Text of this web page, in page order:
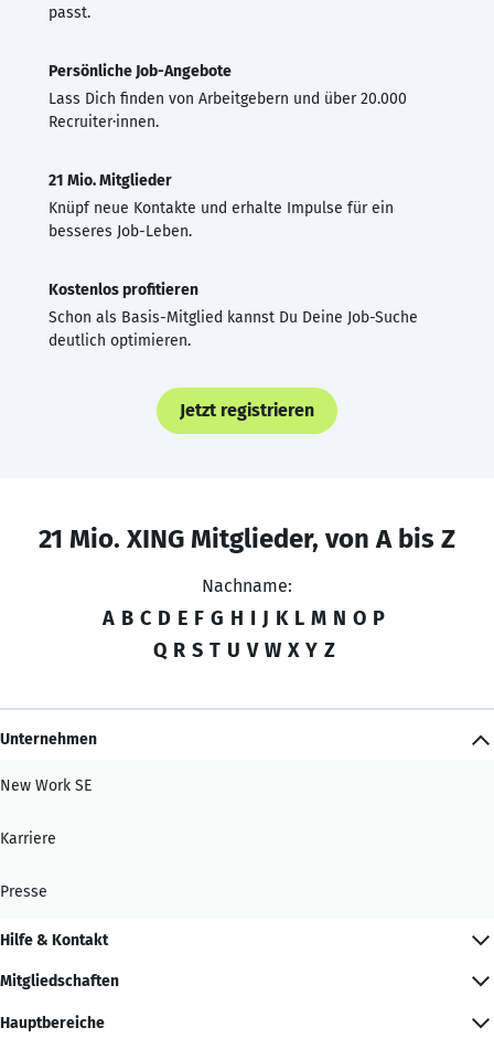
passt.
Persönliche Job-Angebote
Lass Dich finden von Arbeitgebern und über 20.000
Recruiter·innen.
21 Mio. Mitglieder
Knüpf neue Kontakte und erhalte Impulse für ein
besseres Job-Leben.
Kostenlos profitieren
Schon als Basis-Mitglied kannst Du Deine Job-Suche
deutlich optimieren.
Jetzt registrieren
21 Mio. XING Mitglieder, von A bis Z
Nachname:
A B C D E F G H I J K L M N O P
Q R S T U V W X Y Z
Unternehmen
New Work SE
Karriere
Presse
Hilfe & Kontakt
Mitgliedschaften
Hauptbereiche